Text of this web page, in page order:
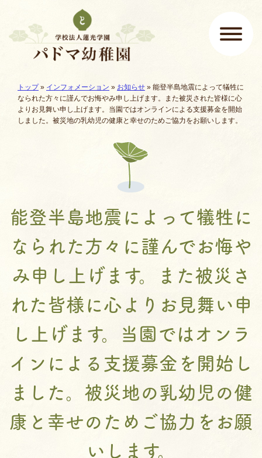
メインメニュー
ここから本文です。
現在地:
トップ» インフォメーション » お知らせ » 能登半島地震によって犠牲に
なられた方々に謹んでお悔やみ申し上げます。また被災された皆様に心
よりお見舞い申し上げます。当園ではオンラインによる支援募金を開始
しました。被災地の乳幼児の健康と幸せのためご協力をお願いします。
能登半島地震によって犠牲に
なられた方々に謹んでお悔や
み申し上げます。また被災さ
れた皆様に心よりお見舞い申
し上げます。当園ではオンラ
インによる支援募金を開始し
ました。被災地の乳幼児の健
康と幸せのためご協力をお願
いします。